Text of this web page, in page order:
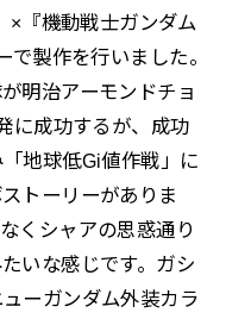
×『機動戦士ガンダム
製作を行いました。
明治アーモンドチョ
に成功するが、成功
地球低Gi値作戦」に
トーリーがありま
くシャアの思惑通り
いな感じです。ガシ
ーガンダム外装カラ